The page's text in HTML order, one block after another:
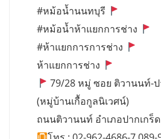
#หม้อน้ำนนทบุรี
#หม้อน้ำห้าแยกการช่าง
#ห้าแยกการการช่าง
ห้าแยกการช่าง
79/28 หมู่ ซอย ติวานนท์-ป
(หมู่บ้านเกื้อกูลนิเวศน์)
ถนนติวานนท์ อำเภอปากเกร็